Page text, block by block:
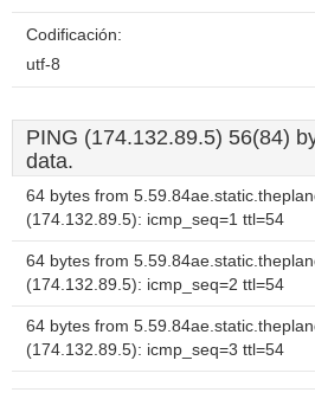
Codificación:
utf-8
PING (174.132.89.5) 56(84)
data.
64 bytes from
(174.132.89.5): icmp_seq=1 ttl=54
64 bytes from
(174.132.89.5): icmp_seq=2 ttl=54
64 bytes from
(174.132.89.5): icmp_seq=3 ttl=54